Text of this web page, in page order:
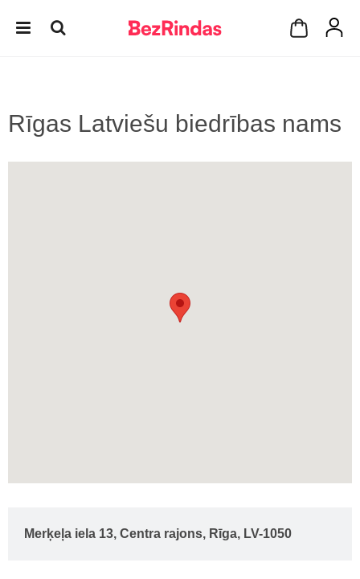
Rīgas Latviešu biedrības nams
Merķeļa iela 13, Centra rajons, Rīga, LV-1050